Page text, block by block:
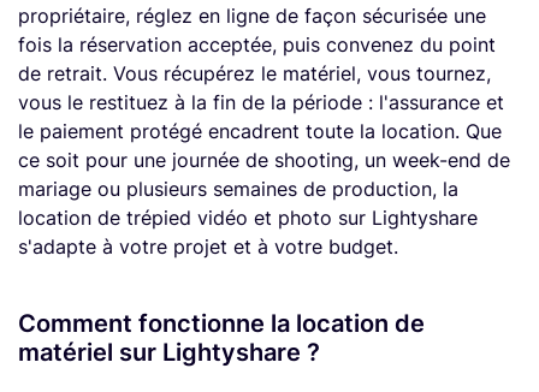
propriétaire, réglez en ligne de façon sécurisée une
fois la réservation acceptée, puis convenez du point
de retrait. Vous récupérez le matériel, vous tournez,
vous le restituez à la fin de la période : l'assurance et
le paiement protégé encadrent toute la location. Que
ce soit pour une journée de shooting, un week-end de
mariage ou plusieurs semaines de production, la
location de trépied vidéo et photo sur Lightyshare
s'adapte à votre projet et à votre budget.
Comment fonctionne la location de
matériel sur Lightyshare ?